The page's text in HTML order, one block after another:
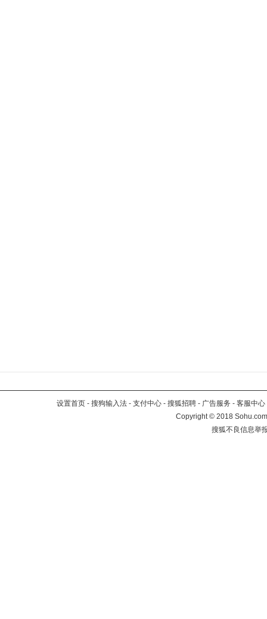
设置首页 - 搜狗输入法 - 支付中心 - 搜狐招聘 - 广告服务 - 客服中心
Copyright©2018
搜狐不良信息举